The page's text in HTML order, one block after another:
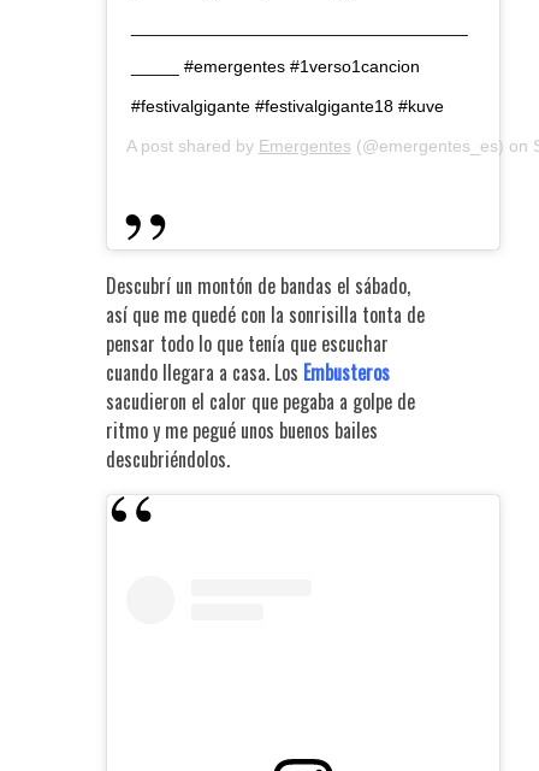
_____ #emergentes #1verso1cancion
#festivalgigante #festivalgigante18 #kuve
A post shared by Emergentes (@emergentes_es) on
Descubrí un montón de bandas el sábado,
así que me quedé con la sonrisilla tonta de
pensar todo lo que tenía que escuchar
cuando llegara a casa. Los Embusteros
sacudieron el calor que pegaba a golpe de
ritmo y me pegué unos buenos bailes
descubriéndolos.